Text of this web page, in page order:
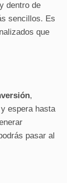
dentro de
sencillos. Es
que
,
espera hasta
pasar al